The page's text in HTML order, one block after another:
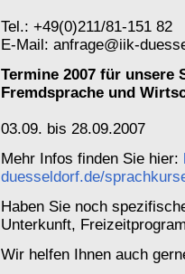
Tel.: +49(0)211/81-151 82
E-Mail: anfrage@iik-
Termine 2007 für unsere
Fremdsprache und
03.09. bis 28.09.2007
Mehr Infos finden Sie hier:
duesseldorf.de/
Haben Sie noch
Unterkunft,
Wir helfen Ihnen auch